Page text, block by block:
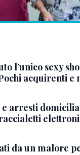
l’unico sexy
acquirenti e
e arresti
da un malore